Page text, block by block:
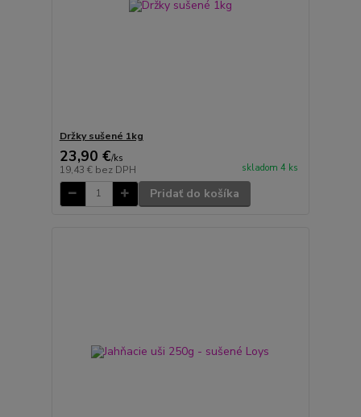
Držky sušené 1kg
23,90 €/ks
19,43 € bez DPH skladom 4 ks
Pridať do košíka